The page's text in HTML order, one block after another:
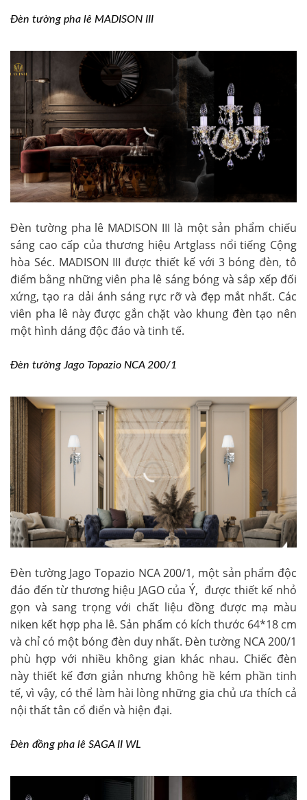
Đèn tường pha lê MADISON III
Đèn tường pha lê MADISON III là một sản phẩm chiếu
sáng cao cấp của thương hiệu Artglass nổi tiếng Cộng
hòa Séc. MADISON III được thiết kế với 3 bóng đèn, tô
điểm bằng những viên pha lê sáng bóng và sắp xếp đối
xứng, tạo ra dải ánh sáng rực rỡ và đẹp mắt nhất. Các
viên pha lê này được gắn chặt vào khung đèn tạo nên
một hình dáng độc đáo và tinh tế.
Đèn tường Jago Topazio NCA 200/1
Đèn tường Jago Topazio NCA 200/1, một sản phẩm độc
đáo đến từ thương hiệu JAGO của Ý, được thiết kế nhỏ
gọn và sang trọng với chất liệu đồng được mạ màu
niken kết hợp pha lê. Sản phẩm có kích thước 64*18 cm
và chỉ có một bóng đèn duy nhất. Đèn tường NCA 200/1
phù hợp với nhiều không gian khác nhau. Chiếc đèn
này thiết kế đơn giản nhưng không hề kém phần tinh
tế, vì vậy, có thể làm hài lòng những gia chủ ưa thích cả
nội thất tân cổ điển và hiện đại.
Đèn đồng pha lê SAGA II WL